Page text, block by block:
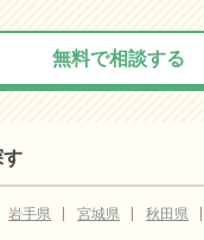
無料で相談する
岩手県 宮城県 秋田県